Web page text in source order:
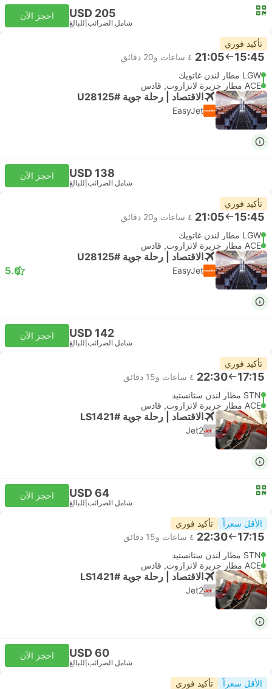
USD 205
شامل الضرائب للبالغ
احجز الآن
تأكيد فوري
15:45
21:05 ٤ ساعات و‫20 دقائق
LGW مطار لندن غاتويك
ACE مطار جزيرة لانزاروت, قادس
الاقتصاد | رحلة جوية #U28125
EasyJet
USD 138
شامل الضرائب للبالغ
احجز الآن
تأكيد فوري
15:45
21:05 ٤ ساعات و‫20 دقائق
LGW مطار لندن غاتويك
ACE مطار جزيرة لانزاروت, قادس
الاقتصاد | رحلة جوية #U28125
EasyJet
5.0
USD 142
شامل الضرائب للبالغ
احجز الآن
تأكيد فوري
17:15
22:30 ٤ ساعات و‫15 دقائق
STN مطار لندن ستانستيد
ACE مطار جزيرة لانزاروت, قادس
الاقتصاد | رحلة جوية #LS1421
Jet2
USD 64
شامل الضرائب للبالغ
احجز الآن
الأقل سعراً تأكيد فوري
17:15
22:30 ٤ ساعات و‫15 دقائق
STN مطار لندن ستانستيد
ACE مطار جزيرة لانزاروت, قادس
الاقتصاد | رحلة جوية #LS1421
Jet2
USD 60
شامل الضرائب للبالغ
احجز الآن
الأقل سعراً تأكيد فوري